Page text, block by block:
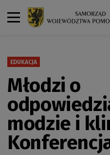
EDUKACJA
Młodzi o
modzie i